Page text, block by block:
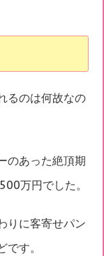
るのは何故なの
のあった絶頂期
万円でした。
りに客寄せパン
す。